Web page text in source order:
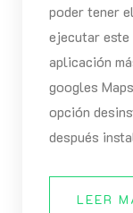
poder tener
ejecutar este
aplicación
googles
opción
después
LEER